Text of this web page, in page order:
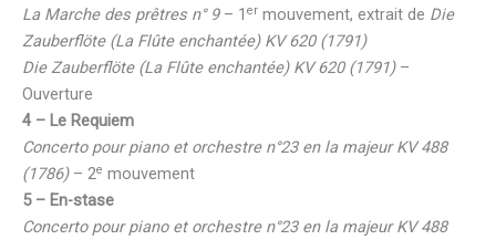
La Marche des prêtres n° 9– 1 er mouvement, extrait de Die
Zauberflöte (La Flûte enchantée) KV 620 (1791)
Die Zauberflöte (La Flûte enchantée) KV 620 (1791)–
Ouverture
4 – Le Requiem
Concerto pour piano et orchestre n°23 en la majeur KV 488
(1786) – 2e mouvement
5 – En-stase
Concerto pour piano et orchestre n°23 en la majeur KV 488